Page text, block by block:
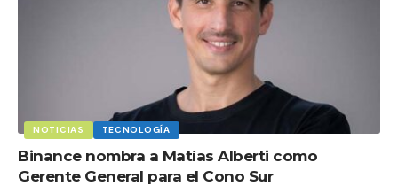
NOTICIAS TECNOLOGÍA
Binance nombra a Matías Alberti como
Gerente General para el Cono Sur